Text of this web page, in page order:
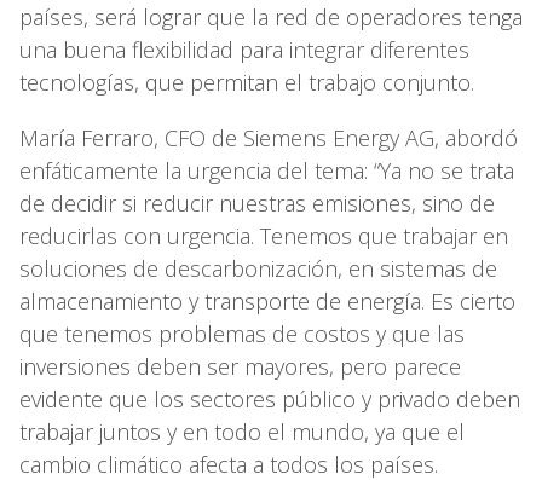
países, será lograr que la red de operadores tenga
una buena flexibilidad para integrar diferentes
tecnologías, que permitan el trabajo conjunto.
María Ferraro, CFO de Siemens Energy AG, abordó
enfáticamente la urgencia del tema: “Ya no se trata
de decidir si reducir nuestras emisiones, sino de
reducirlas con urgencia. Tenemos que trabajar en
soluciones de descarbonización, en sistemas de
almacenamiento y transporte de energía. Es cierto
que tenemos problemas de costos y que las
inversiones deben ser mayores, pero parece
evidente que los sectores público y privado deben
trabajar juntos y en todo el mundo, ya que el
cambio climático afecta a todos los países.